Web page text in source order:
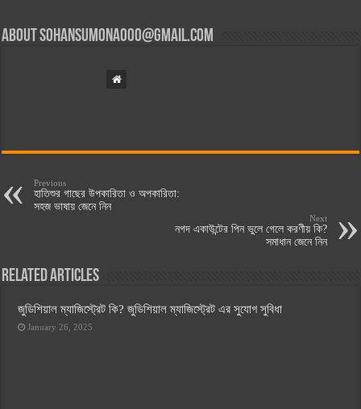
Aboutsohansumona000@gmail.com
Previous
হাতিশুর গাছের উপকারিতা ও অপকারিতা:
সহজ ভাষায় জেনে নিন
Next
নগদ একাউন্টের পিন ভুলে গেলে করণীয় কি?
সমাধান জেনে নিন
Related Articles
জুডিশিয়াল ম্যাজিস্ট্রেট কি? জুডিশিয়াল ম্যাজিস্ট্রেট এর সুযোগ সুবিধা
January 26, 2025